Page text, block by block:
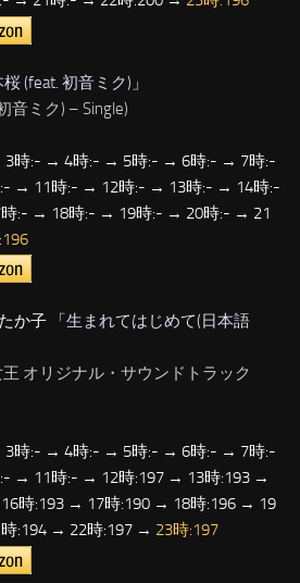
(feat. 初音ミク) 」
音ミク) – Single)
時:- → 4時:- → 5時:- → 6時:- → 7時:-
→ 11時:- → 12時:- → 13時:- → 14時:-
:- → 18時:- → 19時:- → 20時:- → 21
か子 「 生まれてはじめて(日本語
オリジナル・サウンドトラック
時:- → 4時:- → 5時:- → 6時:- → 7時:-
→ 11時:- → 12時:197 → 13時:193 →
時:193 → 17時:190 → 18時:196 → 19
:194 → 22時:197 → 23時:197